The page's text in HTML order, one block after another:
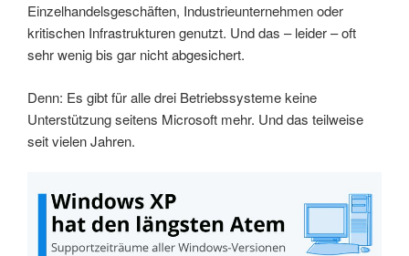
Einzelhandelsgeschäften, Industrieunternehmen oder
kritischen Infrastrukturen genutzt. Und das – leider – oft
sehr wenig bis gar nicht abgesichert.
Denn: Es gibt für alle drei Betriebssysteme keine
Unterstützung seitens Microsoft mehr. Und das teilweise
seit vielen Jahren.